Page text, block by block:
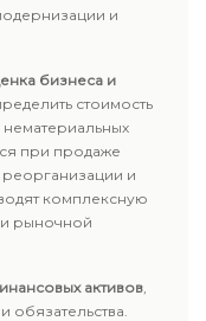
и
бизнеса и
стоимость
при продаже
и
комплексную
и рыночной
активов,
обязательства.